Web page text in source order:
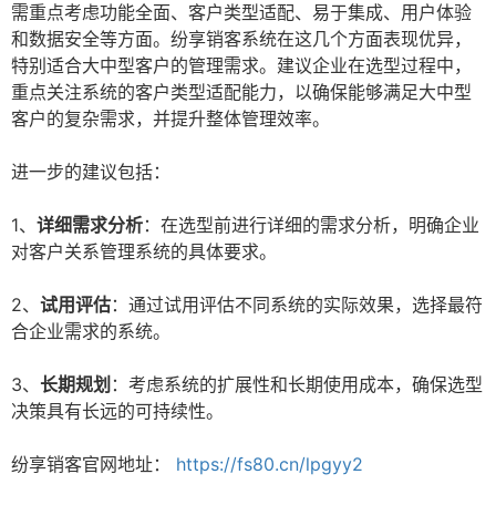
需重点考虑功能全面、客户类型适配、易于集成、用户体验
和数据安全等方面。纷享销客系统在这几个方面表现优异，
特别适合大中型客户的管理需求。建议企业在选型过程中，
重点关注系统的客户类型适配能力，以确保能够满足大中型
客户的复杂需求，并提升整体管理效率。
进一步的建议包括：
1、 详细需求分析：在选型前进行详细的需求分析，明确企业
对客户关系管理系统的具体要求。
2、 试用评估：通过试用评估不同系统的实际效果，选择最符
合企业需求的系统。
3、 长期规划 ：考虑系统的扩展性和长期使用成本，确保选型
决策具有长远的可持续性。
纷享销客官网地址： https://fs80.cn/lpgyy2